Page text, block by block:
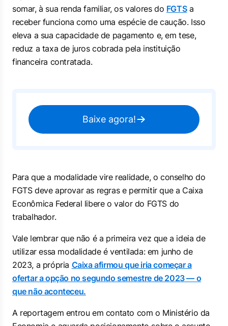
somar, à sua renda familiar, os valores do FGTSa
receber funciona como uma espécie de caução. Isso
eleva a sua capacidade de pagamento e, em tese,
reduz a taxa de juros cobrada pela instituição
financeira contratada.
Baixe agora!
Para que a modalidade vire realidade, o conselho do
FGTS deve aprovar as regras e permitir que a Caixa
Econômica Federal libere o valor do FGTS do
trabalhador.
Vale lembrar que não é a primeira vez que a ideia de
utilizar essa modalidade é ventilada: em junho de
2023, a própria Caixa afirmou que iria começar a
ofertar a opção no segundo semestre de 2023 — o
que não aconteceu.
A reportagem entrou em contato com o Ministério da